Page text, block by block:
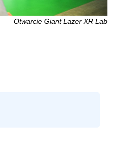
Otwarcie Giant Lazer XR Lab